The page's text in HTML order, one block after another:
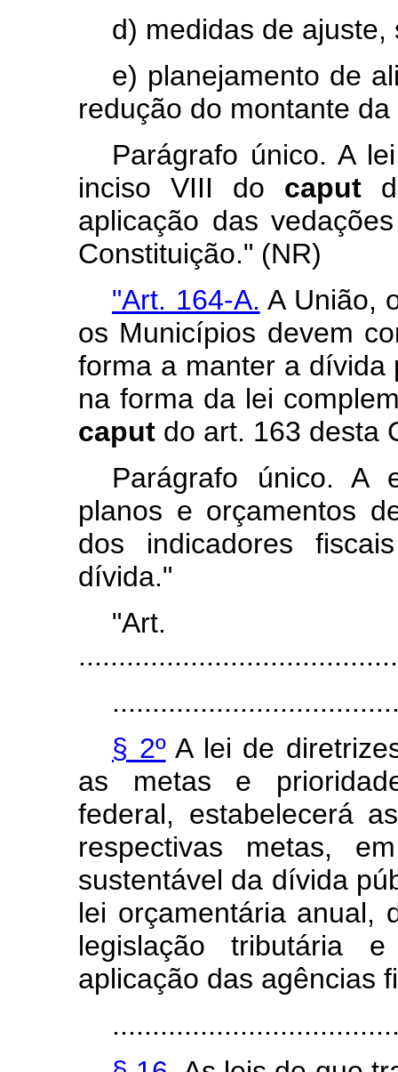
d) medidas de
e) planejamento de
redução do montante
Parágrafo único. A
inciso VIII do caput
aplicação das
Constituição." (NR)
"Art. 164-A. A União,
os Municípios devem
forma a manter a dívida
na forma da lei
caput do art. 163 desta
Parágrafo único. A
planos e orçamentos
dos indicadores
dívida."
§ 2ºA lei de
as metas e
federal, estabelecerá
respectivas metas,
sustentável da dívida
lei orçamentária anual,
legislação tributária
aplicação das agências